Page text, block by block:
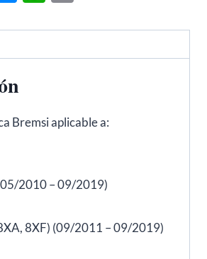
Bremsi aplicable a:
2010 – 09/2019)
8XF) (09/2011 – 09/2019)